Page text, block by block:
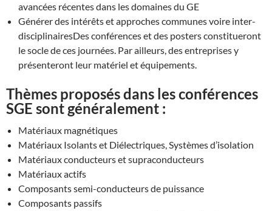
avancées récentes dans les domaines du GE
Générer des intérêts et approches communes voire inter-
disciplinairesDes conférences et des posters constitueront
le socle de ces journées. Par ailleurs, des entreprises y
présenteront leur matériel et équipements.
Thèmes proposés dans les conférences
SGE sont généralement :
Matériaux magnétiques
Matériaux Isolants et Diélectriques, Systèmes d’isolation
Matériaux conducteurs et supraconducteurs
Matériaux actifs
Composants semi-conducteurs de puissance
Composants passifs